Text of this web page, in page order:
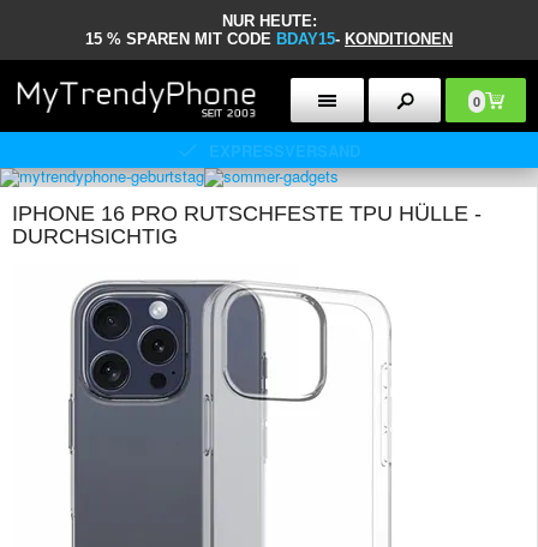
NUR HEUTE:
15 % SPAREN MIT CODE BDAY15- KONDITIONEN
0
IPHONE 16 PRO RUTSCHFESTE TPU HÜLLE -
DURCHSICHTIG